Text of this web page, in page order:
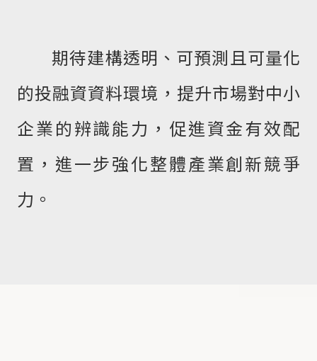
期待建構透明、可預測且可量化
的投融資資料環境，提升市場對中小
企業的辨識能力，促進資金有效配
置，進一步強化整體產業創新競爭
力。